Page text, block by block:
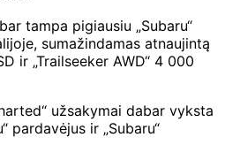
tampa pigiausiu „Subaru“
sumažindamas atnaujintą
ir „Trailseeker AWD“ 4 000
užsakymai dabar vyksta
pardavėjus ir „Subaru“